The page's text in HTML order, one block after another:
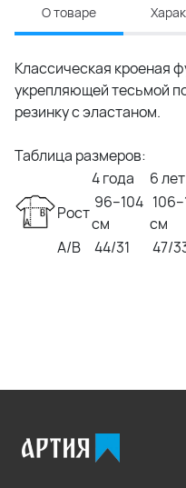
О товаре
Классическая кроеная
укрепляющей тесьмой
резинку с эластаном.
Таблица размеров:
4 года
6 лет
Рост
96–104
см
см
A/B
44/31 47/